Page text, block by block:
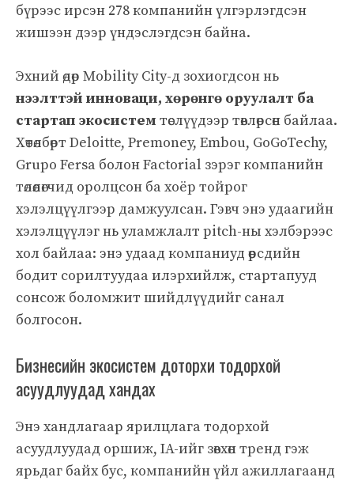
бүрээс ирсэн 278 компанийн үлгэрлэгдсэн
жишээн дээр үндэслэгдсэн байна.
Эхний өдөр Mobility City-д зохиогдсон нь
нээлттэй инноваци, хөрөнгө оруулалт ба
стартап экосистем төслүүдээр төвлөрсөн байлаа.
Хөтөлбөрт Deloitte, Premoney, Embou, GoGoTechy,
Grupo Fersa болон Factorial зэрэг компанийн
төлөөлөгчид оролцсон ба хоёр тойрог
хэлэлцүүлгээр дамжуулсан. Гэвч энэ удаагийн
хэлэлцүүлэг нь уламжлалт pitch-ны хэлбэрээс
хол байлаа: энэ удаад компаниуд өөрсдийн
бодит сорилтуудаа илэрхийлж, стартапууд
сонсож боломжит шийдлүүдийг санал
болгосон.
Бизнесийн экосистем доторхи тодорхой
асуудлуудад хандах
Энэ хандлагаар ярилцлага тодорхой
асуудлуудад оршиж, IA-ийг зөвхөн тренд гэж
ярьдаг байх бус, компанийн үйл ажиллагаанд